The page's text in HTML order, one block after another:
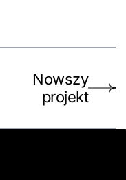
Nowszy
projekt